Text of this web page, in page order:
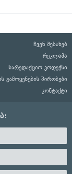
ჩვენ შესახებ
რეკლამა
სარედაქციო კოდექსი
გამოყენების პირობები
კონტაქტი